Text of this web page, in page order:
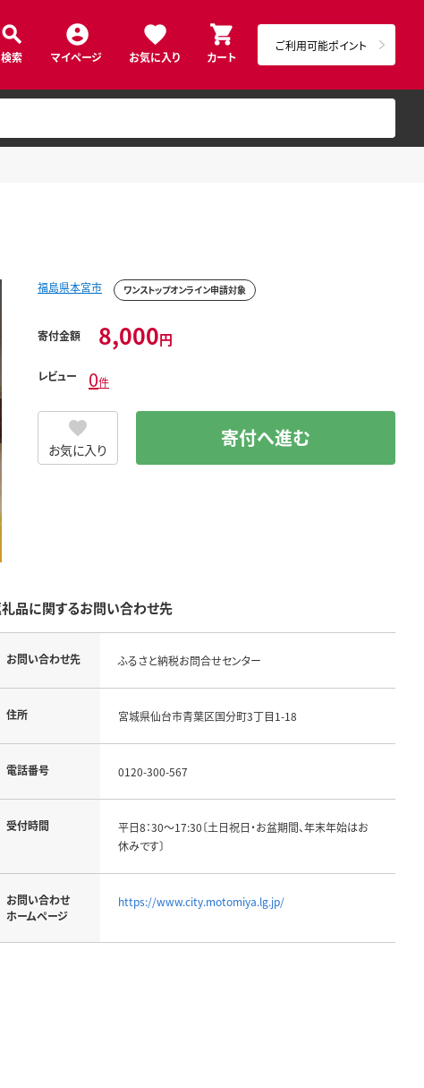
検索 マイページ お気に入り カート
ご利用可能ポイント
福島県本宮市 ワンストップオンライン申請対象
寄付金額 8,000円
レビュー 0件
お気に入り 寄付へ進む
品に関するお問い合わせ先
お問い合わせ先 ふるさと納税お問合せセンター
住所 宮城県仙台市青葉区国分町3丁目1-18
電話番号 0120-300-567
受付時間
平日8：30～17:30〔土日祝日・お盆期間、年末年始はお
休みです〕
お問い合わせ
ホームページ
https://www.city.motomiya.lg.jp/